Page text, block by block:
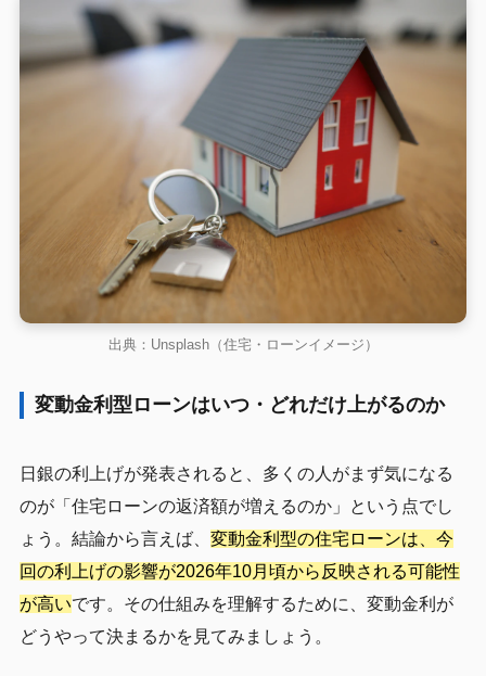
出典：Unsplash（住宅・ローンイメージ）
変動金利型ローンはいつ・どれだけ上がるのか
日銀の利上げが発表されると、多くの人がまず気になる
のが「住宅ローンの返済額が増えるのか」という点でし
ょう。結論から言えば、 変動金利型の住宅ローンは、今
回の利上げの影響が2026年10月頃から反映される可能性
が高いです。その仕組みを理解するために、変動金利が
どうやって決まるかを見てみましょう。